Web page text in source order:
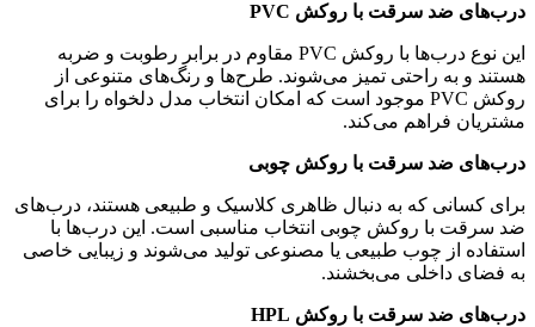
درب‌های ضد سرقت با روکش PVC
این نوع درب‌ها با روکش PVC مقاوم در برابر رطوبت و ضربه
هستند و به راحتی تمیز می‌شوند. طرح‌ها و رنگ‌های متنوعی از
روکش PVC موجود است که امکان انتخاب مدل دلخواه را برای
مشتریان فراهم می‌کند.
درب‌های ضد سرقت با روکش چوبی
برای کسانی که به دنبال ظاهری کلاسیک و طبیعی هستند، درب‌های
ضد سرقت با روکش چوبی انتخاب مناسبی است. این درب‌ها با
استفاده از چوب طبیعی یا مصنوعی تولید می‌شوند و زیبایی خاصی
به فضای داخلی می‌بخشند.
درب‌های ضد سرقت با روکش HPL